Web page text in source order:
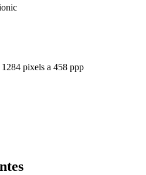
pixels a 458 ppp